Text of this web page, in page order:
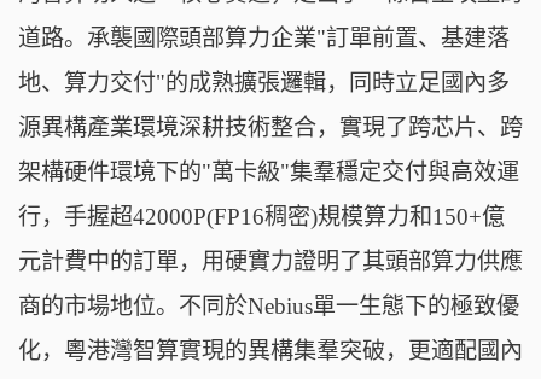
道路。承襲國際頭部算力企業"訂單前置、基建落
地、算力交付"的成熟擴張邏輯，同時立足國內多
源異構產業環境深耕技術整合，實現了跨芯片、跨
架構硬件環境下的"萬卡級"集羣穩定交付與高效運
行，手握超42000P(FP16稠密)規模算力和150+億
元計費中的訂單，用硬實力證明了其頭部算力供應
商的市場地位。不同於Nebius單一生態下的極致優
化，粵港灣智算實現的異構集羣突破，更適配國內